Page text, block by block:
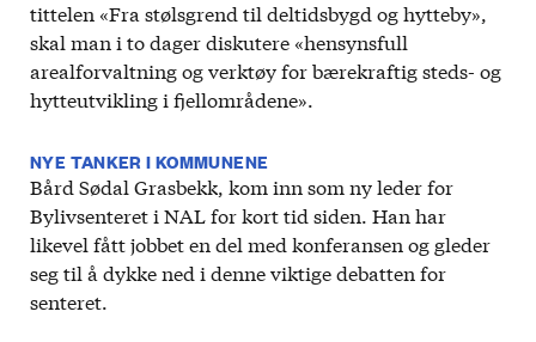
tittelen «Fra stølsgrend til deltidsbygd og hytteby»,
skal man i to dager diskutere «hensynsfull
arealforvaltning og verktøy for bærekraftig steds- og
hytteutvikling i fjellområdene».
NYE TANKER I KOMMUNENE
Bård Sødal Grasbekk, kom inn som ny leder for
Bylivsenteret i NAL for kort tid siden. Han har
likevel fått jobbet en del med konferansen og gleder
seg til å dykke ned i denne viktige debatten for
senteret.